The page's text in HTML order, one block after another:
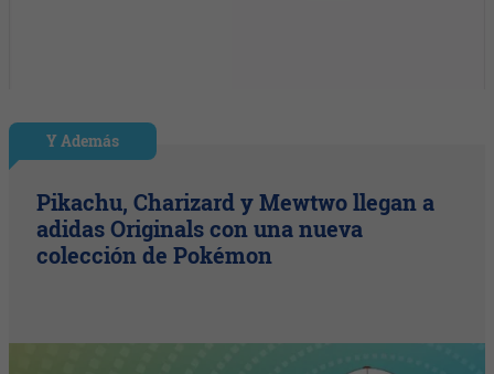
Y Además
Pikachu, Charizard y Mewtwo llegan a
adidas Originals con una nueva
colección de Pokémon